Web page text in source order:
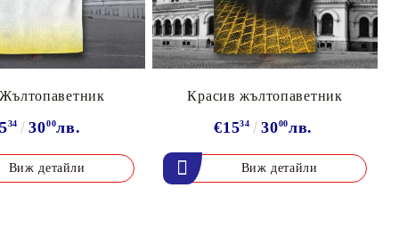
34 3000лв.
Виж детайли
Красив жълтопаветник
€1534 3000лв.
Виж детайли